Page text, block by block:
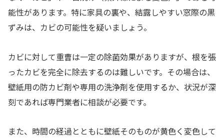
能性があります。特に家具の裏や、結露しやすい窓際の黒
ずみは、カビの可能性を疑いましょう。
カビに対して重曹は一定の除菌効果がありますが、根を張
ったカビを完全に除去するのは難しいです。その場合は、
壁紙用の防カビ剤や専用の洗浄剤を使用するか、状況が深
刻であれば専門業者に相談が必要です。
また、時間の経過とともに壁紙そのものが黄色く変色して